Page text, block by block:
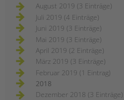
August 2019 (3 Einträge)
Juli 2019 (4 Einträge)
Juni 2019 (3 Einträge)
Mai 2019 (3 Einträge)
April 2019 (2 Einträge)
März 2019 (3 Einträge)
Februar 2019 (1 Eintrag)
2018
Dezember 2018 (3 Einträge)